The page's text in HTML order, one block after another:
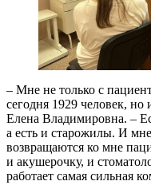
– Мне не только с
сегодня 1929 человек,
Елена Владимировна. –
а есть и старожилы. И
возвращаются ко мне
и акушерочку, и
работает самая сильная